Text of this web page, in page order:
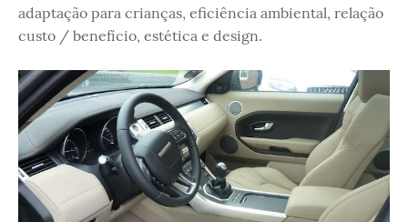
adaptação para crianças, eficiência ambiental, relação
custo / benefício, estética e design.